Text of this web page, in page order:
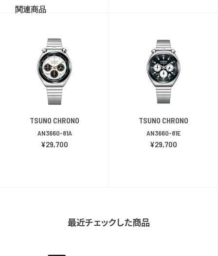
関連商品
TSUNO CHRONO
AN3660-81A
¥29,700
TSUNO CHRONO
AN3660-81E
¥29,700
最近チェックした商品